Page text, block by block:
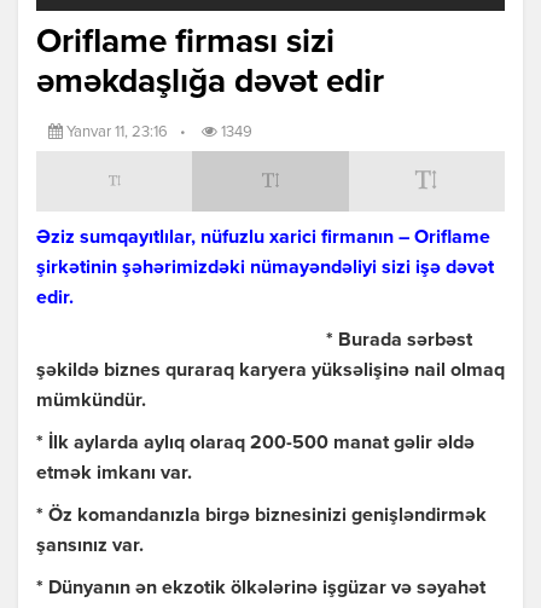
Oriflame firması sizi
əməkdaşlığa dəvət edir
Yanvar 11, 23:16 • 1349
Əziz sumqayıtlılar, nüfuzlu xarici firmanın – Oriflame
şirkətinin şəhərimizdəki nümayəndəliyi sizi işə dəvət
edir.
* Burada sərbəst
şəkildə biznes quraraq karyera yüksəlişinə nail olmaq
mümkündür.
* İlk aylarda aylıq olaraq 200-500 manat gəlir əldə
etmək imkanı var.
* Öz komandanızla birgə biznesinizi genişləndirmək
şansınız var.
* Dünyanın ən ekzotik ölkələrinə işgüzar və səyahət